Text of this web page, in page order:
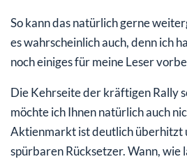
So kann das natürlich gerne
es wahrscheinlich auch, denn ich
noch einiges für meine Leser
Die Kehrseite der kräftigen Rally
möchte ich Ihnen natürlich auch
Aktienmarkt ist deutlich überhitzt
spürbaren Rücksetzer. Wann, wie